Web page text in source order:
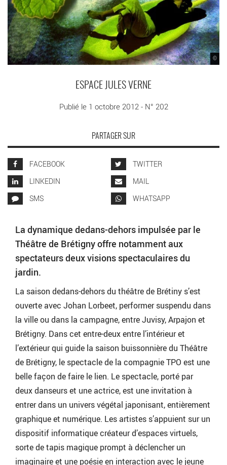
©
ESPACE JULES VERNE
Publié le 1 octobre 2012 - N° 202
PARTAGER SUR
FACEBOOK
TWITTER
LINKEDIN
MAIL
SMS
WHATSAPP
La dynamique dedans-dehors impulsée par le
Théâtre de Brétigny offre notamment aux
spectateurs deux visions spectaculaires du
jardin.
La saison dedans-dehors du théâtre de Brétiny s’est
ouverte avec Johan Lorbeet, performer suspendu dans
la ville ou dans la campagne, entre Juvisy, Arpajon et
Brétigny. Dans cet entre-deux entre l’intérieur et
l’extérieur qui guide la saison buissonnière du Théâtre
de Brétigny, le spectacle de la compagnie TPO est une
belle façon de faire le lien. Le spectacle, porté par
deux danseurs et une actrice, est une invitation à
entrer dans un univers végétal japonisant, entièrement
graphique et numérique. Les artistes s’appuient sur un
dispositif informatique créateur d’espaces virtuels,
sorte de tapis magique prompt à déclencher un
imaginaire et une poésie en interaction avec le jeune